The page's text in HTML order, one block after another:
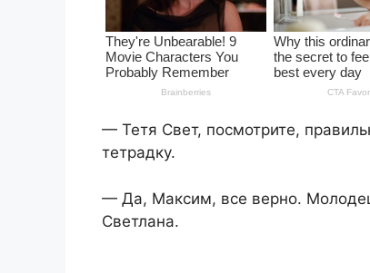
— Тетя Свет, посмотрите,
тетрадку.
— Да, Максим, все верно.
Светлана.